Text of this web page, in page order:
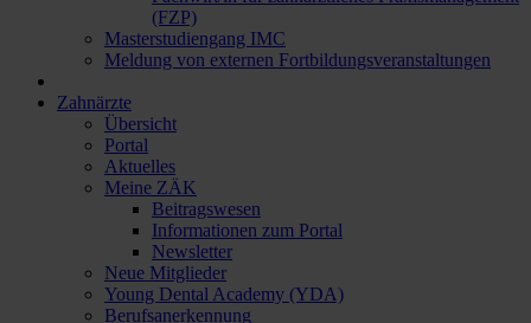
(FZP)
Masterstudiengang IMC
Meldung von externen Fortbildungsveranstaltungen
Zahnärzte
Übersicht
Portal
Aktuelles
Meine ZÄK
Beitragswesen
Informationen zum Portal
Newsletter
Neue Mitglieder
Young Dental Academy (YDA)
Berufsanerkennung